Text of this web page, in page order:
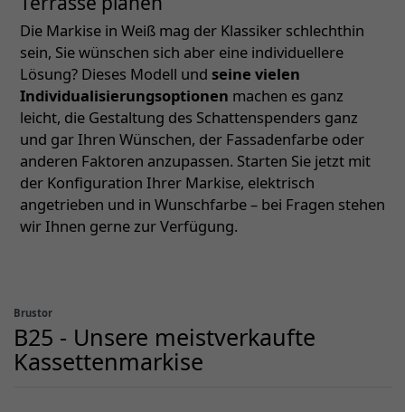
Die Markise in Weiß mag der Klassiker schlechthin
sein, Sie wünschen sich aber eine individuellere
Lösung? Dieses Modell und seine vielen
Individualisierungsoptionen machen es ganz
leicht, die Gestaltung des Schattenspenders ganz
und gar Ihren Wünschen, der Fassadenfarbe oder
anderen Faktoren anzupassen. Starten Sie jetzt mit
der Konfiguration Ihrer Markise, elektrisch
angetrieben und in Wunschfarbe – bei Fragen stehen
wir Ihnen gerne zur Verfügung.
Brustor
B25 - Unsere meistverkaufte
Kassettenmarkise